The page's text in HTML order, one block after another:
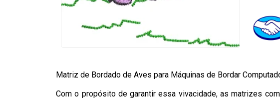
Matriz de Bordado de Aves para Máquinas de Bordar
Com o propósito de garantir essa vivacidade, as matrizes